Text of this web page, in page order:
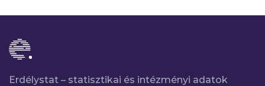
Erdélystat – statisztikai és intézményi adatok